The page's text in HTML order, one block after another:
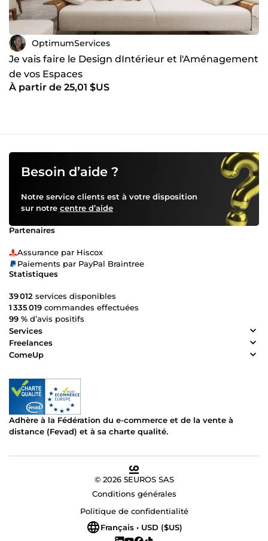
OptimumServices
Je vais faire le Design dIntérieur et l'Aménagement
de vos Espaces
À partir de 25,01 $US
Besoin d’aide ?
Notre service clients est à votre disposition
sur notre centre d’aide
Partenaires
Assurance par Hiscox
Paiements par PayPal Braintree
Statistiques
39 012 services disponibles
1 335 019 commandes effectuées
99 % d’avis positifs
Services
Freelances
ComeUp
Adhère à la Fédération du e-commerce et de la vente à
distance (Fevad) et à sa charte qualité.
© 2026 5EUROS SAS
Conditions générales
Politique de confidentialité
Français • USD ($US)